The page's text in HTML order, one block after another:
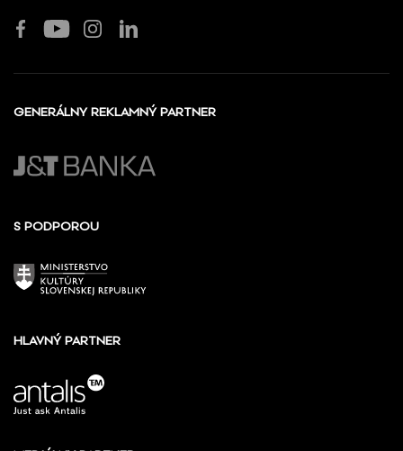
GENERÁLNY REKLAMNÝ PARTNER
S PODPOROU
HLAVNÝ PARTNER